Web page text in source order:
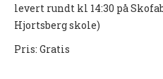
Informasjon
levert rundt kl 14:30 på
Hjortsberg skole)
Pris: Gratis